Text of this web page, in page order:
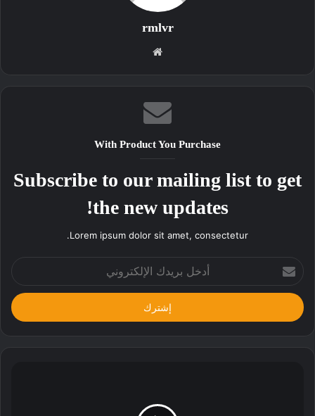
rmlvr
With Product You Purchase
Subscribe to our mailing list to get
the new updates!
Lorem ipsum dolor sit amet, consectetur.
بريدك
الإلكتروني